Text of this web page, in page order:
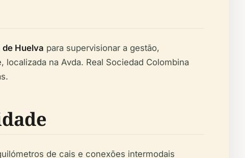
Huelva para supervisionar a gestão,
localizada na Avda. Real Sociedad Colombina
de cais e conexões intermodais